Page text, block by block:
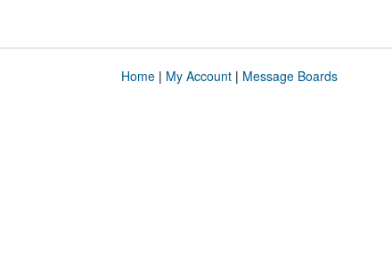
Home| My Account| Message Boards